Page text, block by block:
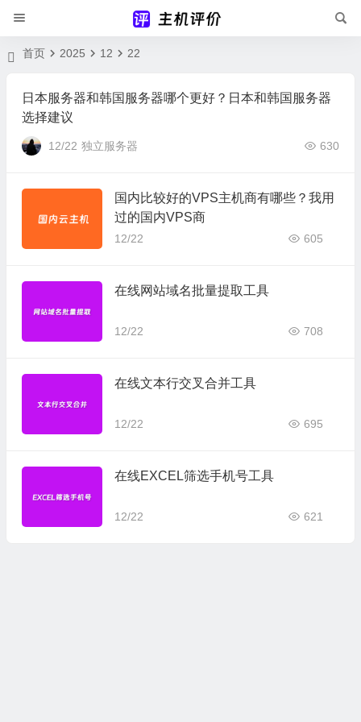
首页 2025 12 22
日本服务器和韩国服务器哪个更好？日本和韩国服务器
选择建议
12/22 独立服务器 630
国内比较好的VPS主机商有哪些？我用
过的国内VPS商
12/22 605
在线网站域名批量提取工具
12/22 708
在线文本行交叉合并工具
12/22 695
在线EXCEL筛选手机号工具
12/22 621